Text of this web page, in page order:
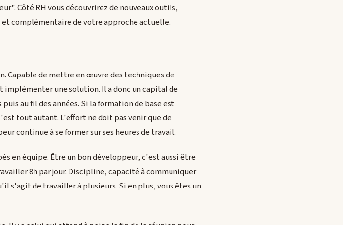
Côté RH vous découvrirez de nouveaux outils,
complémentaire de votre approche actuelle.
Capable de mettre en œuvre des techniques de
une solution. Il a donc un capital de
au fil des années. Si la formation de base est
tout autant. L'effort ne doit pas venir que de
continue à se former sur ses heures de travail.
en équipe. Être un bon développeur, c'est aussi être
8h par jour. Discipline, capacité à communiquer
de travailler à plusieurs. Si en plus, vous êtes un